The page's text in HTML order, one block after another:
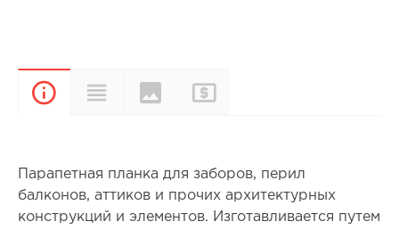
ОписаниеХарактеристики
Цвета и
покрытия
Парапетная планка для заборов, перил
балконов, аттиков и прочих архитектурных
конструкций и элементов. Изготавливается путем